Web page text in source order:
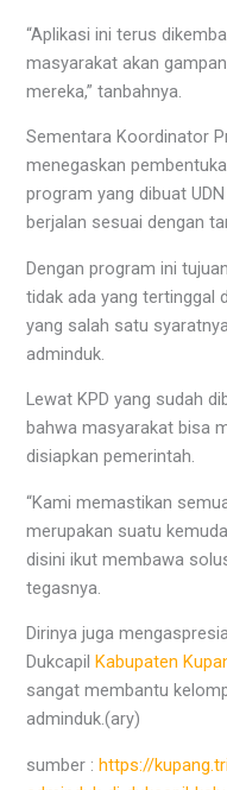
“Aplikasi ini terus
masyarakat akan
mereka,” tanbahnya.
Sementara Koordinator
menegaskan
program yang dibuat
berjalan sesuai dengan
Dengan program ini
tidak ada yang tertinggal
yang salah satu
adminduk.
Lewat KPD yang sudah
bahwa masyarakat bisa
disiapkan pemerintah.
“Kami memastikan
merupakan suatu
disini ikut membawa
tegasnya.
Dirinya juga
Dukcapil Kabupaten
sangat membantu
adminduk.(ary)
sumber :https://